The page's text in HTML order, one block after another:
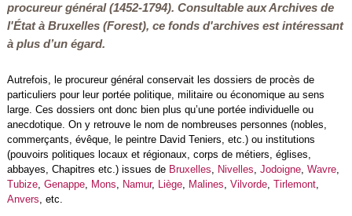
procureur général (1452-1794). Consultable aux Archives de
l'État à Bruxelles (Forest), ce fonds d'archives est intéressant
à plus d’un égard.
Autrefois, le procureur général conservait les dossiers de procès de
particuliers pour leur portée politique, militaire ou économique au sens
large. Ces dossiers ont donc bien plus qu’une portée individuelle ou
anecdotique. On y retrouve le nom de nombreuses personnes (nobles,
commerçants, évêque, le peintre David Teniers, etc.) ou institutions
(pouvoirs politiques locaux et régionaux, corps de métiers, églises,
abbayes, Chapitres etc.) issues de Bruxelles, Nivelles, Jodoigne, Wavre,
Tubize, Genappe, Mons, Namur, Liège, Malines, Vilvorde, Tirlemont,
Anvers, etc.